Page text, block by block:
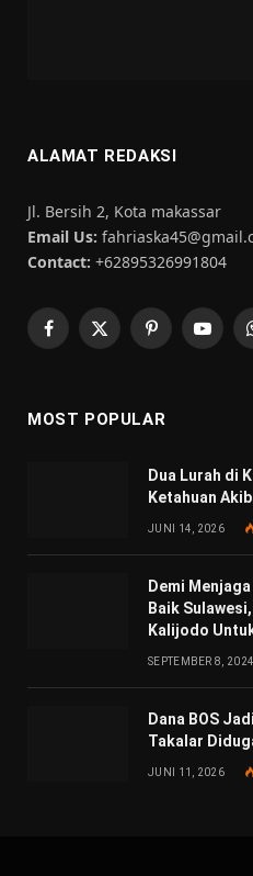
ALAMAT REDAKSI
Jl. Bersih 2, Kota makassar
Email Us:
Contact: +62895326991804
Facebook
X
Pinterest
MOST POPULAR
Dua Lurah di
Ketahuan
JUNI 14, 2026
Demi
Baik
Kalijodo
SEPTEMBER 8, 2024
Dana BOS
Takalar
JUNI 11, 2026